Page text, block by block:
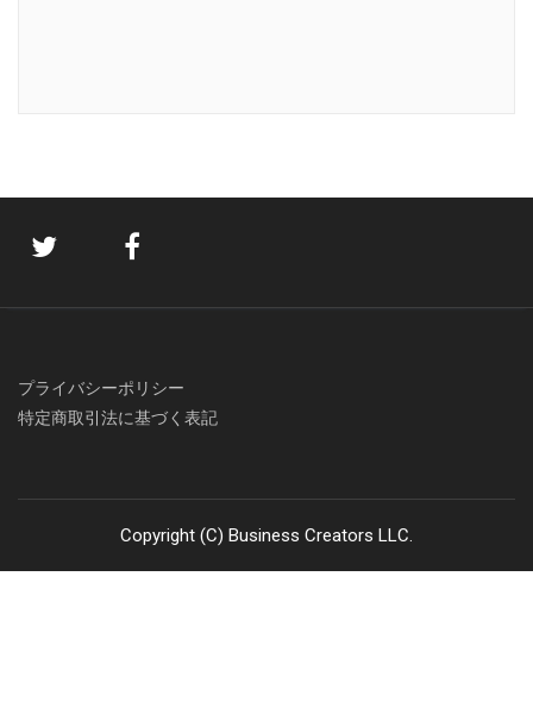
プライバシーポリシー
特定商取引法に基づく表記
Copyright (C) Business Creators LLC.